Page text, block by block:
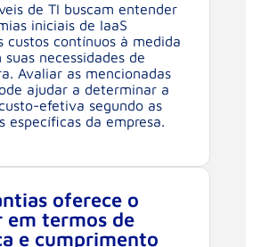
de TI buscam entender
iniciais de IaaS
custos contínuos à medida
suas necessidades de
Avaliar as mencionadas
ajudar a determinar a
efetiva segundo as
específicas da empresa.
oferece o
em termos de
e cumprimento